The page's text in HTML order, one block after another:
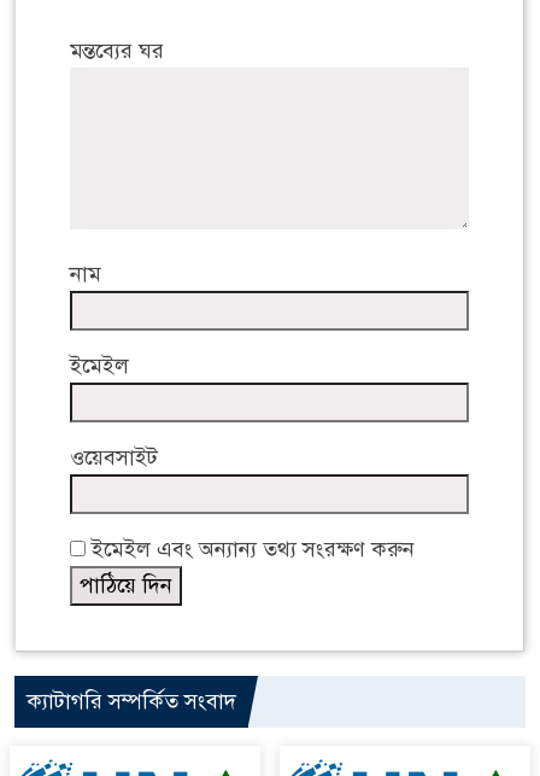
মন্তব্যের ঘর
নাম
ইমেইল
ওয়েবসাইট
ইমেইল এবং অন্যান্য তথ্য সংরক্ষণ করুন
ক্যাটাগরি সম্পর্কিত সংবাদ